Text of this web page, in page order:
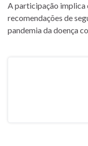
A participação implica
recomendações de
pandemia da doença